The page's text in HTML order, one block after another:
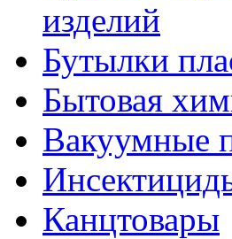
изделий
Бутылки
Бытовая
Вакуумные
Канцтовары